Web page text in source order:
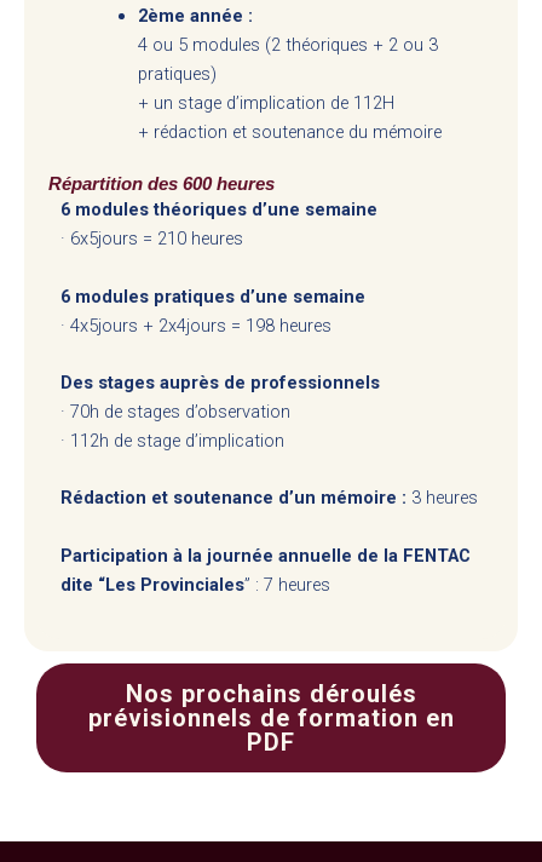
2ème année :
4 ou 5 modules (2 théoriques + 2 ou 3
pratiques)
+ un stage d’implication de 112H
+ rédaction et soutenance du mémoire
Répartition des 600 heures
6 modules théoriques d’une semaine
· 6x5jours = 210 heures
6 modules pratiques d’une semaine
· 4x5jours + 2x4jours = 198 heures
Des stages auprès de professionnels
· 70h de stages d’observation
· 112h de stage d’implication
Rédaction et soutenance d’un mémoire : 3 heures
Participation à la journée annuelle de la FENTAC
dite “Les Provinciales” : 7 heures
Nos prochains déroulés
prévisionnels de formation en
PDF